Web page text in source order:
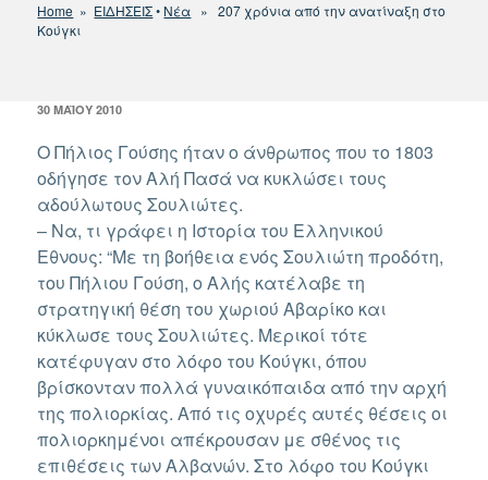
Home » ΕΙΔΗΣΕΙΣ• Νέα » 207 χρόνια από την ανατίναξη στο
Κούγκι
ΔΗΜΟΣΙΕΎΤΗΚΕ
30 ΜΑΪ́ΟΥ 2010
Ο Πήλιος Γούσης ήταν ο άνθρωπος που το 1803
οδήγησε τον Αλή Πασά να κυκλώσει τους
αδούλωτους Σουλιώτες.
– Να, τι γράφει η Ιστορία του Ελληνικού
Εθνους: “Με τη βοήθεια ενός Σουλιώτη προδότη,
του Πήλιου Γούση, ο Αλής κατέλαβε τη
στρατηγική θέση του χωριού Αβαρίκο και
κύκλωσε τους Σουλιώτες. Μερικοί τότε
κατέφυγαν στο λόφο του Κούγκι, όπου
βρίσκονταν πολλά γυναικόπαιδα από την αρχή
της πολιορκίας. Από τις οχυρές αυτές θέσεις οι
πολιορκημένοι απέκρουσαν με σθένος τις
επιθέσεις των Αλβανών. Στο λόφο του Κούγκι